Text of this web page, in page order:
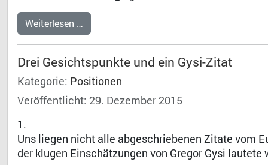
Weiterlesen …
Drei Gesichtspunkte und ein Gysi-Zitat
Kategorie: Positionen
Veröffentlicht: 29. Dezember 2015
1.
Uns liegen nicht alle abgeschriebenen Zitate vom
der klugen Einschätzungen von Gregor Gysi lautete